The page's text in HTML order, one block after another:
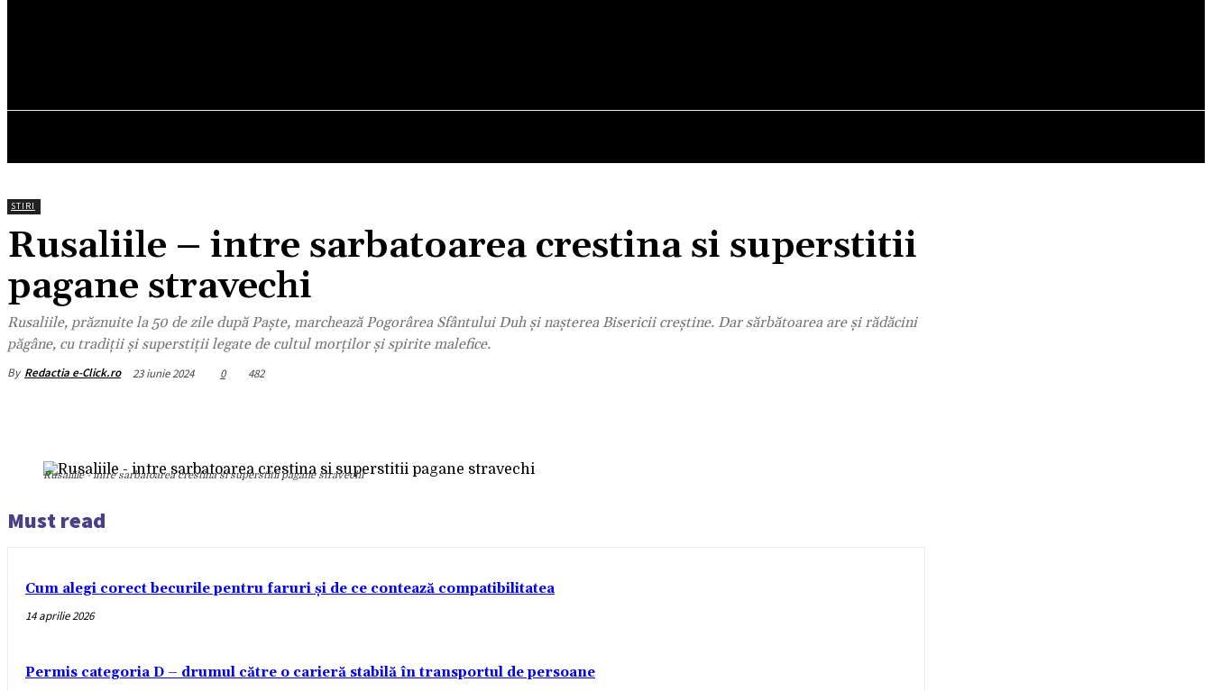
STIRI
Rusaliile – intre sarbatoarea crestina si superstitii
pagane stravechi
Rusaliile, prăznuite la 50 de zile după Paște, marchează Pogorârea Sfântului Duh și nașterea Bisericii creștine. Dar sărbătoarea are și rădăcini
păgâne, cu tradiții și superstiții legate de cultul morților și spirite malefice.
By Redactia e-Click.ro 23 iunie 2024 0 482
Rusaliile - intre sarbatoarea crestina si superstitii pagane stravechi
Must read
Cum alegi corect becurile pentru faruri și de ce contează compatibilitatea
14 aprilie 2026
Permis categoria D – drumul către o carieră stabilă în transportul de persoane